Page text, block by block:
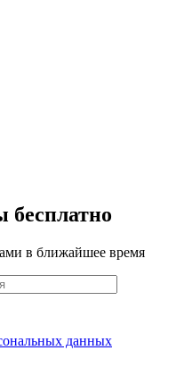
бесплатно
в ближайшее время
данных